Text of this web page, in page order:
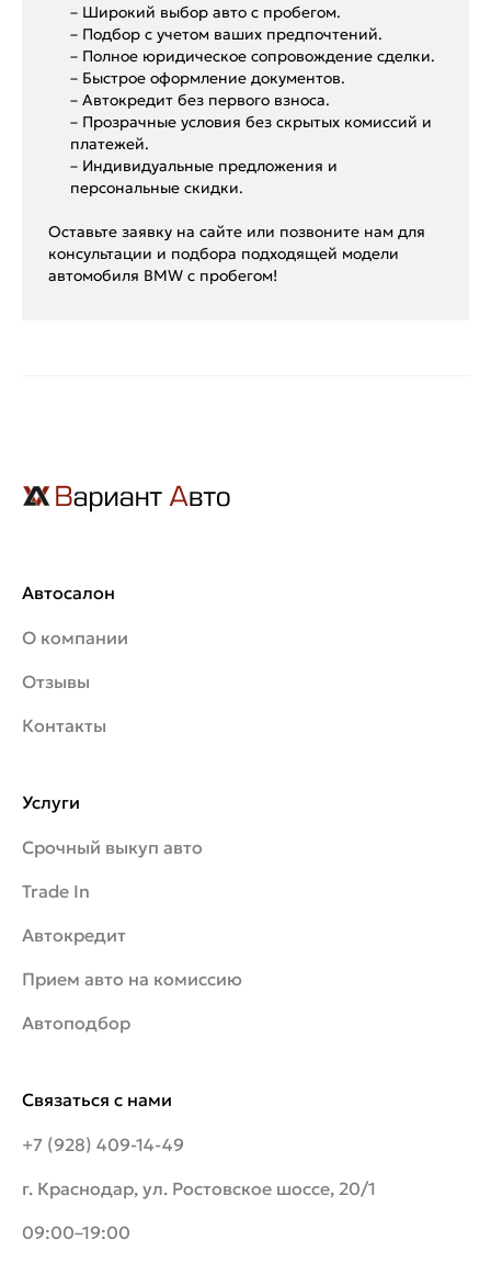
– Широкий выбор авто с пробегом.
– Подбор с учетом ваших предпочтений.
– Полное юридическое сопровождение сделки.
– Быстрое оформление документов.
– Автокредит без первого взноса.
– Прозрачные условия без скрытых комиссий и
платежей.
– Индивидуальные предложения и
персональные скидки.
Оставьте заявку на сайте или позвоните нам для
консультации и подбора подходящей модели
автомобиля BMW с пробегом!
Автосалон
О компании
Отзывы
Контакты
Связаться с нами
+7 (928) 409-14-49
г. Краснодар, ул. Ростовское шоссе, 20/1
09:00–19:00
Услуги
Срочный выкуп авто
Trade In
Автокредит
Прием авто на комиссию
Автоподбор